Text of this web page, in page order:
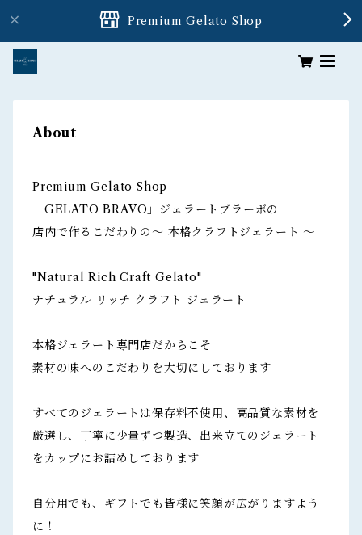
Premium Gelato Shop
About
Premium Gelato Shop
「GELATO BRAVO」ジェラートブラーボの
店内で作るこだわりの〜 本格クラフトジェラート 〜
"Natural Rich Craft Gelato"
ナチュラル リッチ クラフト ジェラート
本格ジェラート専門店だからこそ
素材の味へのこだわりを大切にしております
すべてのジェラートは保存料不使用、高品質な素材を
厳選し、丁寧に少量ずつ製造、出来立てのジェラート
をカップにお詰めしております
自分用でも、ギフトでも皆様に笑顔が広がりますよう
に！